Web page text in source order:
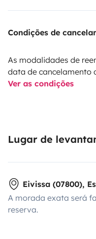
Condições de
As modalidades de
data de cancelamento
Ver as condições
Lugar de
Eivissa (07800),
A morada exata será
reserva.